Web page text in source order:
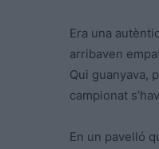
Era una
arribaven
Qui guanyava,
campionat
En un pavelló